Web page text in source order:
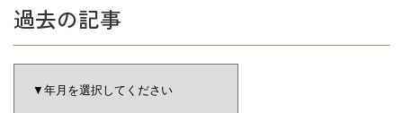
過去の記事